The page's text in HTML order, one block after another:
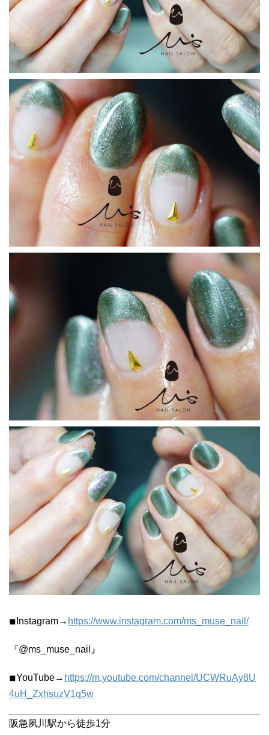
◾︎Instagram→ https://www.instagram.com/ms_muse_nail/
『@ms_muse_nail』
◾︎YouTube→ https://m.youtube.com/channel/UCWRuAy8U
4uH_ZxhsuzV1q5w
阪急夙川駅から徒歩1分